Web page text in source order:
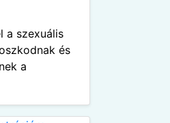
a szexuális
és
a